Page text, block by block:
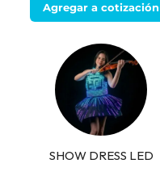
Agregar a cotización
SHOW DRESS LED